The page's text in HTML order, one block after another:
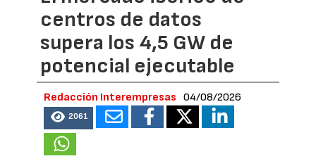
centros de datos
supera los 4,5 GW de
potencial ejecutable
Redacción Interempresas 04/08/2026
2061